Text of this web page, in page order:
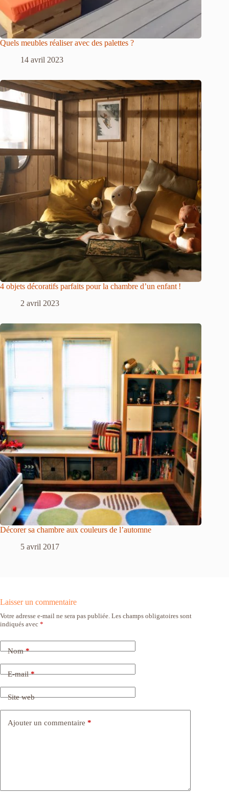
Quels meubles réaliser avec des palettes ?
14 avril 2023
4 objets décoratifs parfaits pour la chambre d’un enfant !
2 avril 2023
Décorer sa chambre aux couleurs de l’automne
5 avril 2017
Laisser un commentaire
Votre adresse e-mail ne sera pas publiée. Les champs obligatoires sont
indiqués avec *
Nom*
E-mail*
Site web
Ajouter un commentaire *